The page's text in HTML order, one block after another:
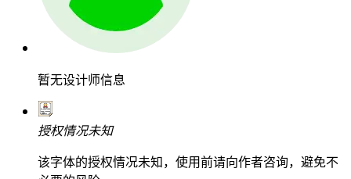
暂无设计师信息
授权情况未知
该字体的授权情况未知，使用前请向作者咨询，避免不